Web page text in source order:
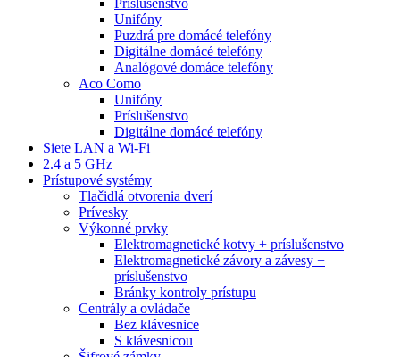
Príslušenstvo
Unifóny
Puzdrá pre domácé telefóny
Digitálne domácé telefóny
Analógové domáce telefóny
Aco Como
Unifóny
Príslušenstvo
Digitálne domácé telefóny
Siete LAN a Wi-Fi
2.4 a 5 GHz
Prístupové systémy
Tlačidlá otvorenia dverí
Prívesky
Výkonné prvky
Elektromagnetické kotvy + príslušenstvo
Elektromagnetické závory a závesy +
príslušenstvo
Bránky kontroly prístupu
Centrály a ovládače
Bez klávesnice
S klávesnicou